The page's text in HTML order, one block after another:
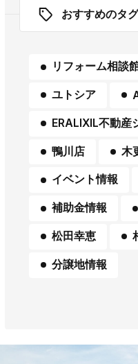
おすすめのタ
リフォーム相談
ユトシア
ERALIXIL不動産
鴨川店 木
イベント情報
補助金情報
松田幸恵
分譲地情報